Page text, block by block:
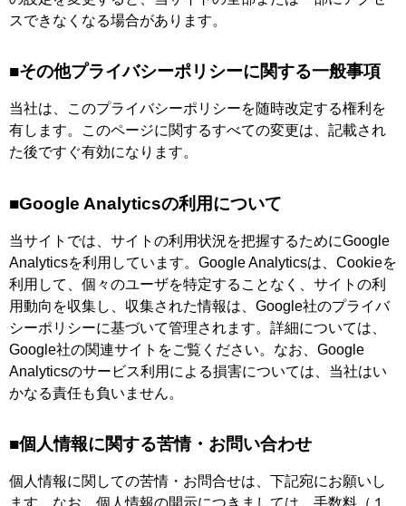
スできなくなる場合があります。
■その他プライバシーポリシーに関する一般事項
当社は、このプライバシーポリシーを随時改定する権利を
有します。このページに関するすべての変更は、記載され
た後ですぐ有効になります。
■Google Analyticsの利用について
当サイトでは、サイトの利用状況を把握するためにGoogle
Analyticsを利用しています。Google Analyticsは、Cookieを
利用して、個々のユーザを特定することなく、サイトの利
用動向を収集し、収集された情報は、Google社のプライバ
シーポリシーに基づいて管理されます。詳細については、
Google社の関連サイトをご覧ください。なお、Google
Analyticsのサービス利用による損害については、当社はい
かなる責任も負いません。
■個人情報に関する苦情・お問い合わせ
個人情報に関しての苦情・お問合せは、下記宛にお願いし
ます。なお、個人情報の開示につきましては、手数料（１